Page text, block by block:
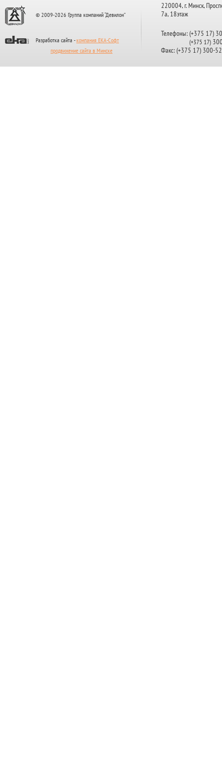
© 2009-2026 Группа компаний “Девилон”
Разработка сайта - компания ЕКА-Софт
продвижение сайта в Минске
220004, г. Минск,
7а, 18этаж
Телефоны: (+375 17)
(+375 17)
Факс: (+375 17) 300-